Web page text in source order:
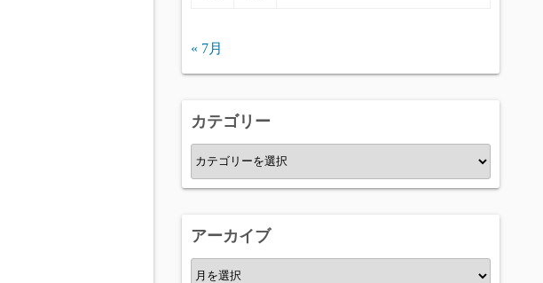
« 7月
カテゴリー
カ
テ
ー
アーカイブ
ア